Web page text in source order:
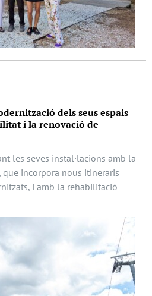
dels seus espais
i la renovació de
les seves instal·lacions amb la
que incorpora nous itineraris
i amb la rehabilitació